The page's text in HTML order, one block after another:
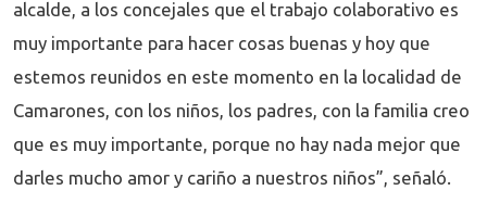
alcalde, a los concejales que el trabajo colaborativo es
muy importante para hacer cosas buenas y hoy que
estemos reunidos en este momento en la localidad de
Camarones, con los niños, los padres, con la familia creo
que es muy importante, porque no hay nada mejor que
darles mucho amor y cariño a nuestros niños”, señaló.